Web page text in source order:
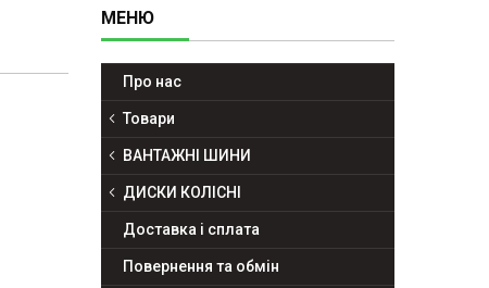
Про нас
Товари
ВАНТАЖНІ ШИНИ
ДИСКИ КОЛІСНІ
Доставка і сплата
Повернення та обмін